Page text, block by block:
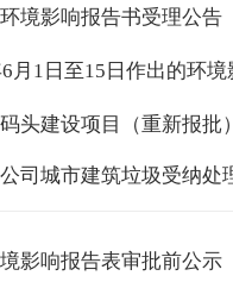
境影响报告书受理公告
月1日至15日作出的环
头建设项目（重新报批
司城市建筑垃圾受纳
影响报告表审批前公示